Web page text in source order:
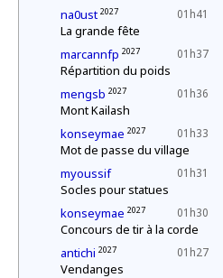
01h41
na0ust 2027
La grande fête
01h37
marcannfp 2027
Répartition du poids
01h36
mengsb 2027
Mont Kailash
01h33
konseymae 2027
Mot de passe du village
01h31
myoussif
Socles pour statues
01h30
konseymae 2027
Concours de tir à la corde
01h27
antichi 2027
Vendanges